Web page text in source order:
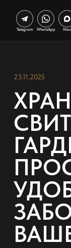
Telegram WhatsApp Max
23.11.2025